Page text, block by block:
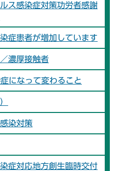
ス感染症対策功労者感謝
症患者が増加しています
濃厚接触者
になって変わること
染対策
症対応地方創生臨時交付